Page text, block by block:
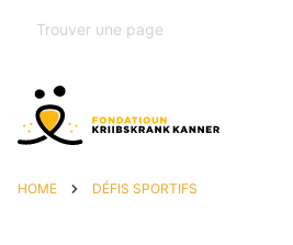
HOME DÉFIS SPORTIFS